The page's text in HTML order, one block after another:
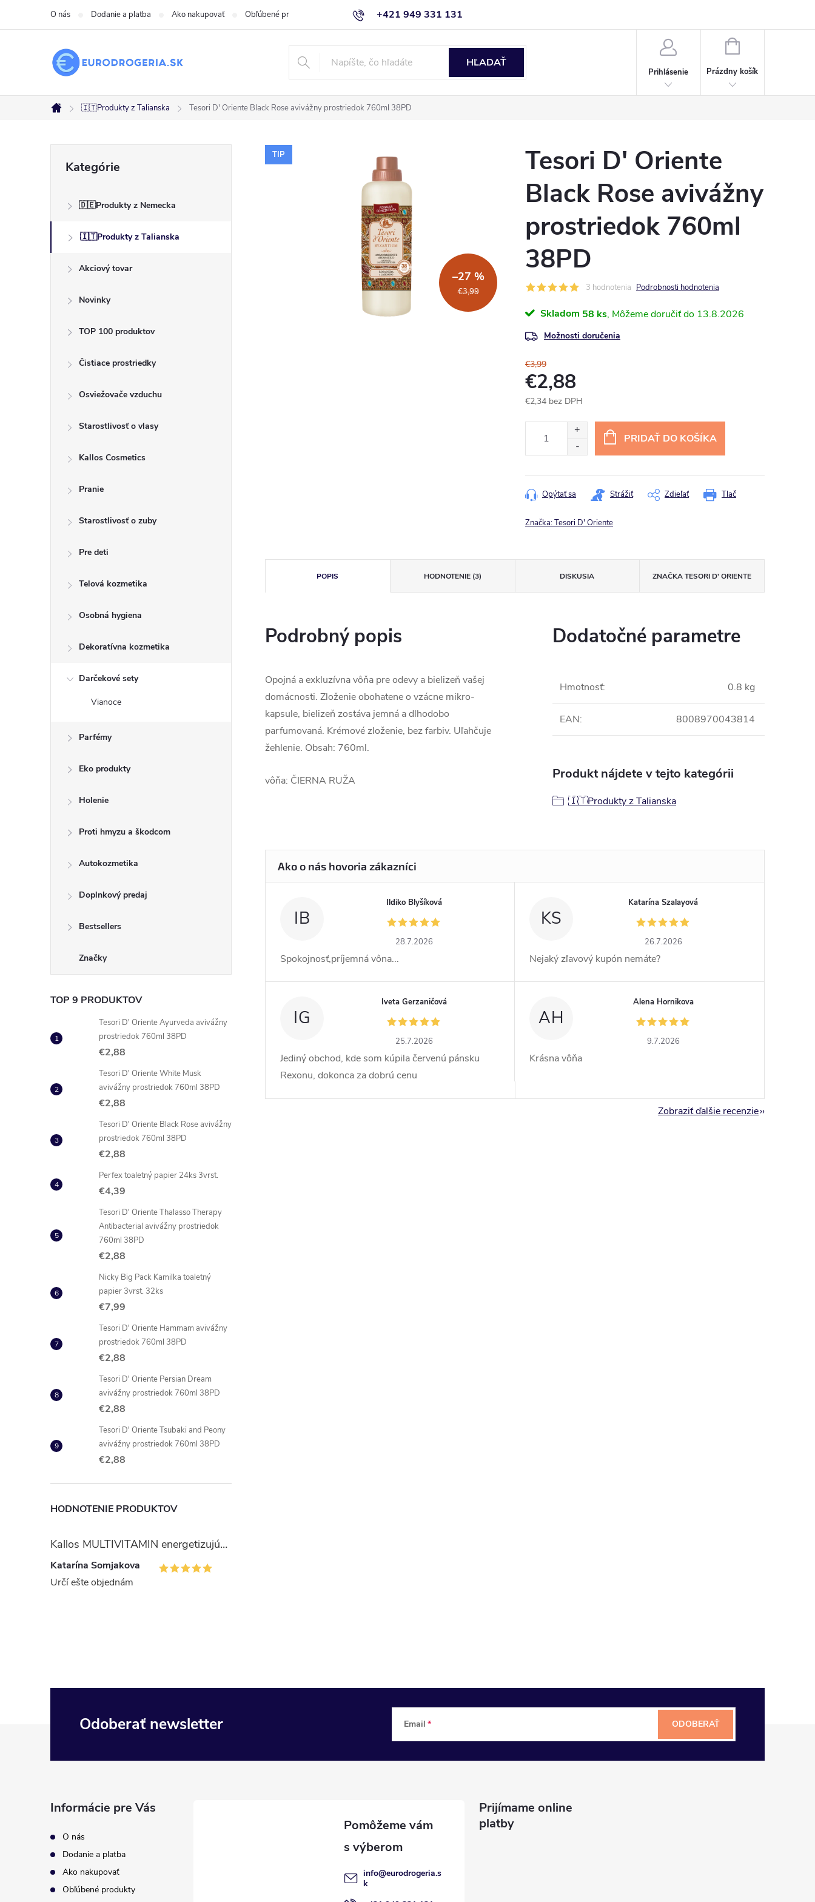
+421 949 331 131
O nás Dodanie a platba Ako nakupovať Obľúbené produkty Obchodné podmienky
HĽADAŤ
Prihlásenie
NÁKUPNÝ
Prázdny košík
Domov
🇮🇹Produkty z Talianska Tesori D' Oriente Black Rose avivážny prostriedok 760ml 38PD
č
n
kategórie
Kategórie
🇩🇪Produkty z Nemecka
🇮🇹Produkty z Talianska
Akciový tovar
Novinky
TOP 100 produktov
Čistiace prostriedky
Osviežovače vzduchu
Starostlivosť o vlasy
Kallos Cosmetics
Pranie
Starostlivosť o zuby
Pre deti
Telová kozmetika
Osobná hygiena
Dekoratívna kozmetika
Darčekové sety
Vianoce
Parfémy
Eko produkty
Holenie
Proti hmyzu a škodcom
Autokozmetika
Doplnkový predaj
Bestsellers
Značky
TOP 9 PRODUKTOV
Tesori D' Oriente Ayurveda avivážny
prostriedok 760ml 38PD
€2,88
Tesori D' Oriente White Musk
avivážny prostriedok 760ml 38PD
€2,88
Tesori D' Oriente Black Rose avivážny
prostriedok 760ml 38PD
€2,88
Perfex toaletný papier 24ks 3vrst.
€4,39
Tesori D' Oriente Thalasso Therapy
Antibacterial avivážny prostriedok
760ml 38PD
€2,88
Nicky Big Pack Kamilka toaletný
papier 3vrst. 32ks
€7,99
Tesori D' Oriente Hammam avivážny
prostriedok 760ml 38PD
€2,88
Tesori D' Oriente Persian Dream
avivážny prostriedok 760ml 38PD
€2,88
Tesori D' Oriente Tsubaki and Peony
avivážny prostriedok 760ml 38PD
€2,88
HODNOTENIE PRODUKTOV
Kallos MULTIVITAMIN energetizujúci šampón na vlasy 1 l
Katarína Somjakova
Určí ešte objednám
TIP
€3,99
–27 %
Tesori D' Oriente
Black Rose avivážny
prostriedok 760ml
38PD
3 hodnotenia Podrobnosti hodnotenia
Skladom 58 ks 13.8.2026
Možnosti doručenia
€3,99
€2,88
€2,34 bez DPH
PRIDAŤ DO KOŠÍKA
Tlač
Opýtať sa Strážiť Zdieľať
Značka:Tesori D' Oriente
POPIS HODNOTENIE (3) DISKUSIA ZNAČKATESORI D' ORIENTE
Podrobný popis
Opojná a exkluzívna vôňa pre odevy a bielizeň vašej
domácnosti. Zloženie obohatene o vzácne mikro-
kapsule, bielizeň zostáva jemná a dlhodobo
parfumovaná. Krémové zloženie, bez farbiv. Uľahčuje
žehlenie. Obsah: 760ml.
vôňa: ČIERNA RUŽA
Dodatočné parametre
Hmotnosť: 0.8 kg
EAN: 8008970043814
Produkt nájdete v tejto kategórii
🇮🇹Produkty z Talianska
IB
Ildiko Blyšíková
28.7.2026
Spokojnosť,príjemná vôna...
KS
Katarína Szalayová
26.7.2026
Nejaký zľavový kupón nemáte?
IG
Iveta Gerzaničová
25.7.2026
Jediný obchod, kde som kúpila červenú pánsku
Rexonu, dokonca za dobrú cenu
AH
Alena Hornikova
9.7.2026
Krásna vôňa
Zobraziť ďalšie recenzie
Odoberať newsletter Email ODOBERAŤ
Informácie pre Vás
O nás
Dodanie a platba
Ako nakupovať
Obľúbené produkty
info@eurodrogeria.s
k
Prijímame online
platby